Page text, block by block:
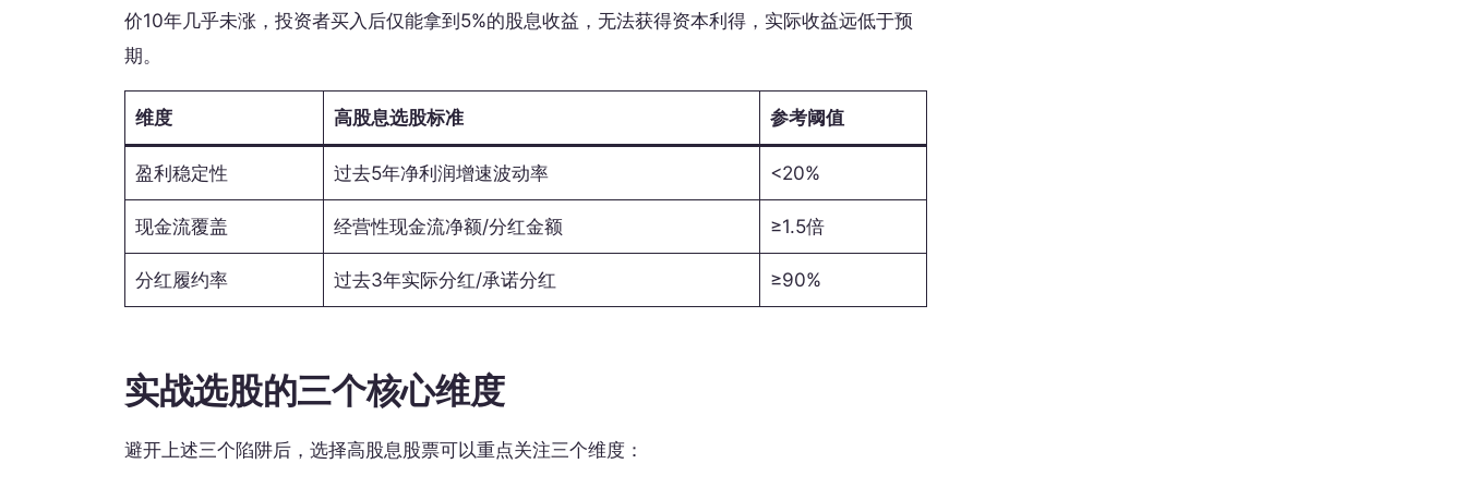
价10年几乎未涨，投资者买入后仅能拿到5%的股息收益，无法获得资本利得，实际收益远低于预
期。
维度 高股息选股标准 参考阈值
盈利稳定性 过去5年净利润增速波动率 <20%
现金流覆盖 经营性现金流净额/分红金额 ≥1.5倍
分红履约率 过去3年实际分红/承诺分红 ≥90%
实战选股的三个核心维度
避开上述三个陷阱后，选择高股息股票可以重点关注三个维度：